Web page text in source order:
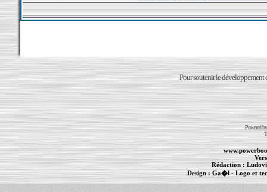
Pour soutenir le développement
Powered
Rédaction :
Design : Ga�l- Logo et